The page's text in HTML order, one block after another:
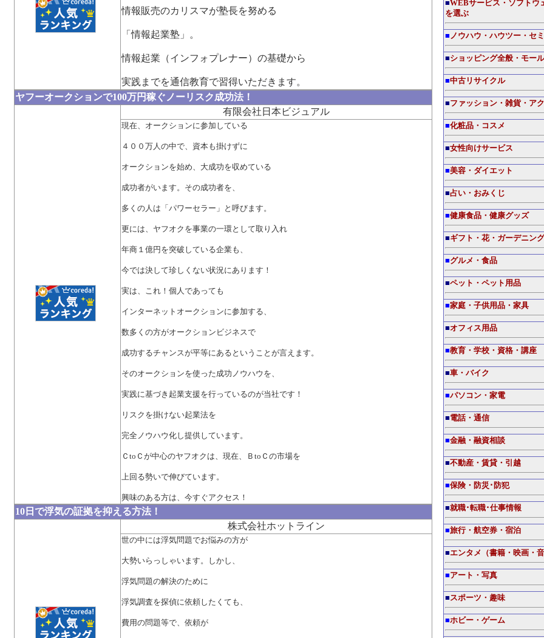
情報販売のカリスマが塾長を努める
「情報起業塾」。
情報起業（インフォプレナー）の基礎から
実践までを通信教育で習得いただきます。
ヤフーオークションで100万円稼ぐノーリスク成功法！
有限会社日本ビジュアル
現在、オークションに参加している
４００万人の中で、資本も掛けずに
オークションを始め、大成功を収めている
成功者がいます。その成功者を、
多くの人は「パワーセラー」と呼びます。
更には、ヤフオクを事業の一環として取り入れ
年商１億円を突破している企業も、
今では決して珍しくない状況にあります！
実は、これ！個人であっても
インターネットオークションに参加する、
数多くの方がオークションビジネスで
成功するチャンスが平等にあるということが言えます。
そのオークションを使った成功ノウハウを、
実践に基づき起業支援を行っているのが当社です！
リスクを掛けない起業法を
完全ノウハウ化し提供しています。
ＣtoＣが中心のヤフオクは、現在、ＢtoＣの市場を
上回る勢いで伸びています。
興味のある方は、今すぐアクセス！
10日で浮気の証拠を抑える方法！
株式会社ホットライン
世の中には浮気問題でお悩みの方が
大勢いらっしゃいます。しかし、
浮気問題の解決のために
浮気調査を探偵に依頼したくても、
費用の問題等で、依頼が
■WEBサービス・ソフトウ
を選ぶ
■ノウハウ・ハウツー・セ
■ショッピング全般・モール
■中古リサイクル
■ファッション・雑貨・ア
■化粧品・コスメ
■女性向けサービス
■美容・ダイエット
■占い・おみくじ
■健康食品・健康グッズ
■ギフト・花・ガーデニング
■グルメ・食品
■ペット・ペット用品
■家庭・子供用品・家具
■オフィス用品
■教育・学校・資格・講座
■車・バイク
■パソコン・家電
■電話・通信
■金融・融資相談
■不動産・賃貸・引越
■保険・防災･防犯
■就職･転職･仕事情報
■旅行・航空券・宿泊
■エンタメ（書籍・映画・音
■アート・写真
■スポーツ・趣味
■ホビー・ゲーム